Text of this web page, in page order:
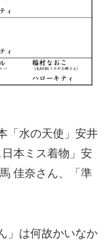
「水の天使」安井
本ミス着物」安
佳奈さん、「準
」は何故かいなか